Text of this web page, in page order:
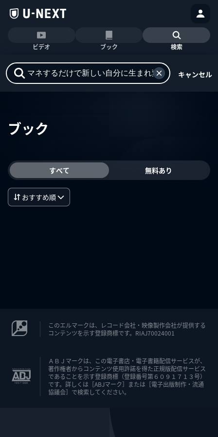
ビデオ ブック 検索
キャンセル
ブック
すべて 無料あり
おすすめ順
このエルマークは、レコード会社・映像製作会社が提供する
コンテンツを示す登録商標です。RIAJ70024001
ＡＢＪマークは、この電子書店・電子書籍配信サービスが、
著作権者からコンテンツ使用許諾を得た正規版配信サービス
であることを示す登録商標（登録番号第６０９１７１３号）
です。詳しくは［ABJマーク］または［電子出版制作・流通
協議会］で検索してください。